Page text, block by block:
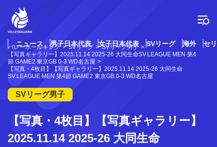
テ
ツ
プ
ニュース 男子日本代表 女子日本代表 SVリーグ 海外 セ
バレーボールキング SVリーグ
SVリーグ男子
【写真ギャラリー】2025.11.14 2025-26 大同生命SV.LEAGUE MEN 第4
節 GAME2 東京GB 0-3 WD名古屋
【写真・4枚目】【写真ギャラリー】2025.11.14 2025-26 大同生命
SV.LEAGUE MEN 第4節 GAME2 東京GB 0-3 WD名古屋
SVリーグ男子
【写真・4枚目】【写真ギャラリー】
2025.11.14 2025-26 大同生命